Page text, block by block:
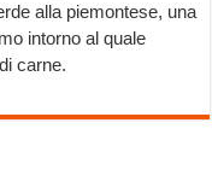
alla piemontese, una
intorno al quale
carne.